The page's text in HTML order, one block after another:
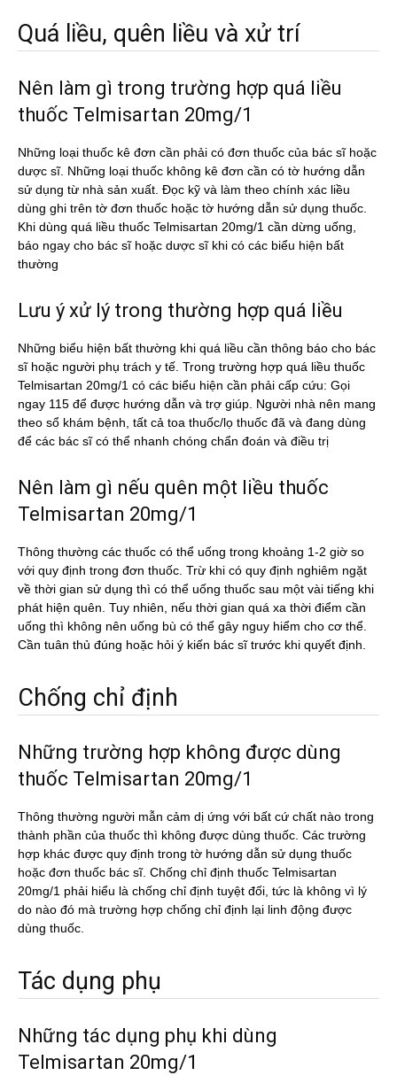
Quá liều, quên liều và xử trí
Nên làm gì trong trường hợp quá liều
thuốc Telmisartan 20mg/1
Những loại thuốc kê đơn cần phải có đơn thuốc của bác sĩ hoặc
dược sĩ. Những loại thuốc không kê đơn cần có tờ hướng dẫn
sử dụng từ nhà sản xuất. Đọc kỹ và làm theo chính xác liều
dùng ghi trên tờ đơn thuốc hoặc tờ hướng dẫn sử dụng thuốc.
Khi dùng quá liều thuốc Telmisartan 20mg/1 cần dừng uống,
báo ngay cho bác sĩ hoặc dược sĩ khi có các biểu hiện bất
thường
Lưu ý xử lý trong thường hợp quá liều
Những biểu hiện bất thường khi quá liều cần thông báo cho bác
sĩ hoặc người phụ trách y tế. Trong trường hợp quá liều thuốc
Telmisartan 20mg/1 có các biểu hiện cần phải cấp cứu: Gọi
ngay 115 để được hướng dẫn và trợ giúp. Người nhà nên mang
theo sổ khám bệnh, tất cả toa thuốc/lọ thuốc đã và đang dùng
để các bác sĩ có thể nhanh chóng chẩn đoán và điều trị
Nên làm gì nếu quên một liều thuốc
Telmisartan 20mg/1
Thông thường các thuốc có thể uống trong khoảng 1-2 giờ so
với quy định trong đơn thuốc. Trừ khi có quy định nghiêm ngặt
về thời gian sử dụng thì có thể uống thuốc sau một vài tiếng khi
phát hiện quên. Tuy nhiên, nếu thời gian quá xa thời điểm cần
uống thì không nên uống bù có thể gây nguy hiểm cho cơ thể.
Cần tuân thủ đúng hoặc hỏi ý kiến bác sĩ trước khi quyết định.
Chống chỉ định
Những trường hợp không được dùng
thuốc Telmisartan 20mg/1
Thông thường người mẫn cảm dị ứng với bất cứ chất nào trong
thành phần của thuốc thì không được dùng thuốc. Các trường
hợp khác được quy định trong tờ hướng dẫn sử dụng thuốc
hoặc đơn thuốc bác sĩ. Chống chỉ định thuốc Telmisartan
20mg/1 phải hiểu là chống chỉ định tuyệt đối, tức là không vì lý
do nào đó mà trường hợp chống chỉ định lại linh động được
dùng thuốc.
Tác dụng phụ
Những tác dụng phụ khi dùng
Telmisartan 20mg/1